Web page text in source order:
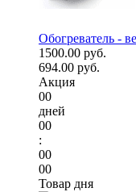
Обогреватель -
1500.00 руб.
694.00 руб.
Акция
00
дней
00
:
00
00
Товар дня